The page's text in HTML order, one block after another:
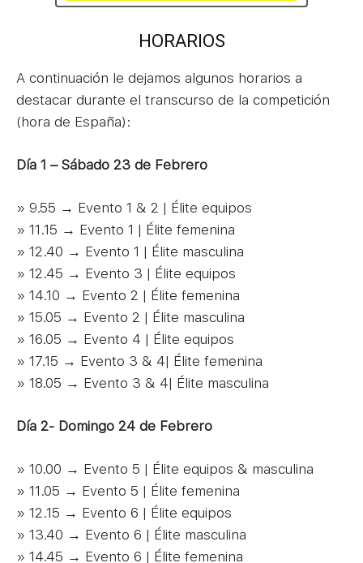
HORARIOS
A continuación le dejamos algunos horarios a
destacar durante el transcurso de la competición
(hora de España):
Día 1 – Sábado 23 de Febrero
» 9.55 → Evento 1 & 2 | Élite equipos
» 11.15 → Evento 1 | Élite femenina
» 12.40 → Evento 1 | Élite masculina
» 12.45 → Evento 3 | Élite equipos
» 14.10 → Evento 2 | Élite femenina
» 15.05 → Evento 2 | Élite masculina
» 16.05 → Evento 4 | Élite equipos
» 17.15 → Evento 3 & 4| Élite femenina
» 18.05 → Evento 3 & 4| Élite masculina
Día 2- Domingo 24 de Febrero
» 10.00 → Evento 5 | Élite equipos & masculina
» 11.05 → Evento 5 | Élite femenina
» 12.15 → Evento 6 | Élite equipos
» 13.40 → Evento 6 | Élite masculina
» 14.45 → Evento 6 | Élite femenina